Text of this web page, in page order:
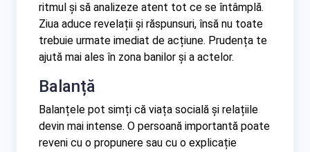
ritmul și să analizeze atent tot ce se întâmplă.
Ziua aduce revelații și răspunsuri, însă nu toate
trebuie urmate imediat de acțiune. Prudența te
ajută mai ales în zona banilor și a actelor.
Balanță
Balanțele pot simți că viața socială și relațiile
devin mai intense. O persoană importantă poate
reveni cu o propunere sau cu o explicație